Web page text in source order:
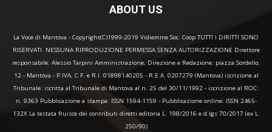
ABOUT US
La Voce di Mantova - Copyright(C)1999-2019 Vidiemme Soc. Coop TUTTI I DIRITTI SONO
RISERVATI. NESSUNA RIPRODUZIONE PERMESSA SENZA AUTORIZZAZIONE Direttore
responsabile: Alessio Tarpini Amministrazione, Direzione e Redazione: piazza Sordello,
12 - Mantova - P.IVA, C.F. e R.I. 01898140205 - R.E.A. 0207279 (Mantova) iscrizione al
Tribunale: iscritta al Tribunale di Mantova al n. 25 del 30/11/1992 - iscrizione al ROC:
n. 9363 Pubblicazione a stampa: ISSN 1594-1159 - Pubblicazione online: ISSN 2465-
132X La testata fruisce dei contributi diretti editoria L. 198/2016 e d.lgs 70/2017 (ex L.
250/90)